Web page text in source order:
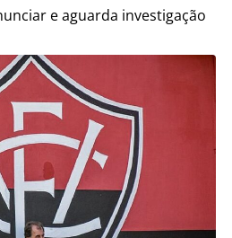
e aguarda investigação